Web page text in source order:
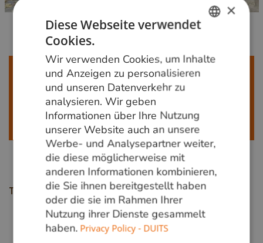
Mehr erfahren?
Rufen Sie uns an unter der Telefonnummer
820000oder schreiben Sie eine E-Mail an
info@vandenberghardhout.nlWir beliefern
ausschließlich gewerbliche Kunden.
Teile diese Seite
Zurück zur übersicht
GERMAN
ENGLISH
×
Diese Webseite verwendet
Cookies.
Wir verwenden Cookies, um Inhalte
und Anzeigen zu personalisieren
und unseren Datenverkehr zu
analysieren. Wir geben
Informationen über Ihre Nutzung
unserer Website auch an unsere
Werbe- und Analysepartner weiter,
die diese möglicherweise mit
anderen Informationen kombinieren,
die Sie ihnen bereitgestellt haben
oder die sie im Rahmen Ihrer
Nutzung ihrer Dienste gesammelt
haben. Privacy Policy - DUITS